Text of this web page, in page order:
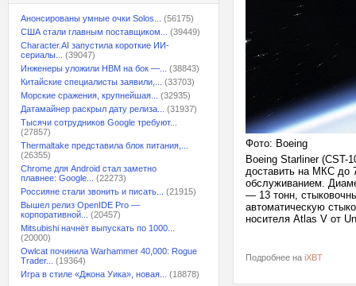
Анонсированы умные очки Solos...
(56175)
США стали главным поставщиком...
(39449)
Character.AI запустила короткие ИИ-
сериалы...
(39047)
Инженеры уложили HBM на бок —...
(38843)
Китайские специалисты заявили,...
(33703)
Морские сражения, крупнейшая...
(32935)
Датамайнер раскрыл дату релиза...
(31937)
Тысячи сотрудников Google требуют...
(27857)
Thermaltake представила блок питания,...
(26355)
Chrome для Android стал заметно
плавнее: Google...
(22273)
Россияне стали звонить и писать...
(21915)
Вышел релиз OpenIDE Pro —
корпоративной...
(20457)
Mitsubishi начнёт выпускать по 1000...
(20000)
Owlcat починила Warhammer 40,000: Rogue
Trader...
(19364)
Игра в стиле «Джона Уика», новая...
(18878)
Фото: Boeing
Boeing Starliner (CST-
доставить на МКС до
обслуживанием.
— 13 тонн,
автоматическую
носителя Atlas V от
Подробнее на iXBT